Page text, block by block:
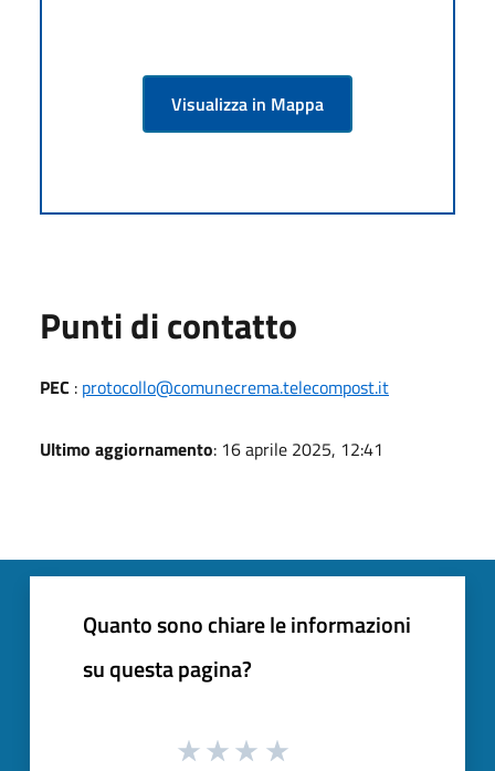
Visualizza in Mappa
Punti di contatto
PEC : protocollo@comunecrema.telecompost.it
Ultimo aggiornamento: 16 aprile 2025, 12:41
Quanto sono chiare le informazioni
su questa pagina?